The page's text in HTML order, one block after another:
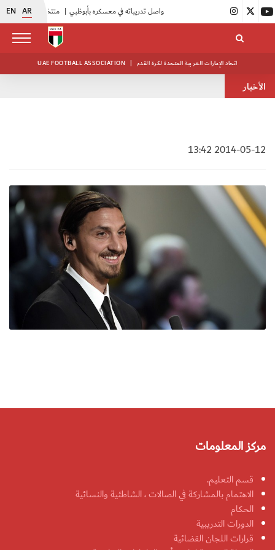
EN AR منتخبنا للناشئين يختتم معسكره الخارجي في صربيا |
UAE FOOTBALL ASSOCIATION | اتحاد الإمارات العربية المتحدة لكرة القدم
الأخبار
2014-05-12 13:42
مركز المعلومات
قسم التعليم.
الاهتمام بالمشاركة في الصالات ، الشاطئية والنسائية
الحكام
الدورات التدريبية
قرارات اللجان القضائية